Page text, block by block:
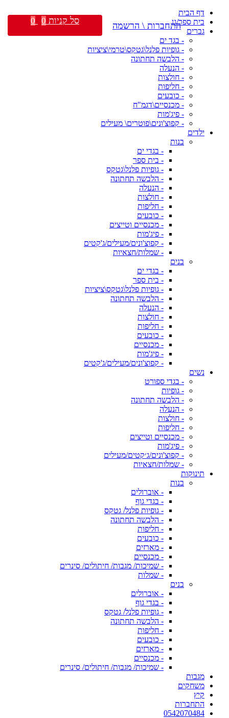
דף הבית
בית ספר/גן
גברים
- בגד ים
- גופיות פלנל\גטקס\טרמי\ציציות
- הלבשה תחתונה
- הנעלה
- חולצות
- חליפות
- כובעים
- מכנסיים\דגמ"ח
- פיג'מות
- קפוצ'ונים\פוטרים\ מעילים
ילדים
בנות
- בגדי ים
- בית ספר
- גופיות פלנל\גטקס
- הלבשה תחתונה
- הנעלה
- חולצות
- חליפות
- כובעים
- מכנסיים וטייצים
- פיג'מות
- קפוצ'ונים/מעילים/ג'קטים
- שמלות/חצאיות
בנים
- בגדי ים
- בית ספר
- גופיות פלנל\גטקס\ציציות
- הלבשה תחתונה
- הנעלה
- חולצות
- חליפות
- כובעים
- מכנסיים
- פיג'מות
- קפוצ'ונים/מעילים/ג'קטים
נשים
- בגדי ספורט
- גופיות
- הלבשה תחתונה
- הנעלה
- חולצות
- חליפות
- מכנסיים וטייצים
- פיג'מות
- קפוצ'ונים/ג׳קטים/מעילים
- שמלות/חצאיות
תינוקות
בנות
- אוברולים
- בגדי גוף
- גופיות פלנל/ גטקס
- הלבשה תחתונה
- חליפות
- כובעים
- מארזים
- מכנסיים
- שמיכות/ מגבות/ חיתולים/ סינרים
- שמלות
בנים
- אוברולים
- בגדי גוף
- גופיות פלנל/ גטקס
- הלבשה תחתונה
- חליפות
- כובעים
- מארזים
- מכנסיים
- שמיכות/ מגבות/ חיתולים/ סינרים
מגבות
משחקים
קיץ
התחברות
0542070484
התחברות \ הרשמה סל קניות 0
0